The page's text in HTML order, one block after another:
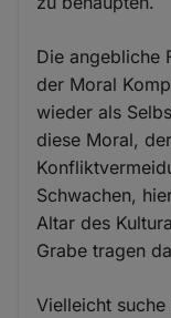
Die angebliche
der Moral
wieder als
diese Moral,
Schwachen,
Altar des
Grabe tragen
Vielleicht